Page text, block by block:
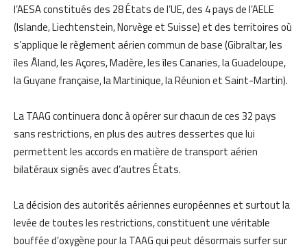
l’AESA constitués des 28 États de l’UE, des 4 pays de l’AELE
(Islande, Liechtenstein, Norvège et Suisse) et des territoires où
s’applique le règlement aérien commun de base (Gibraltar, les
îles Åland, les Açores, Madère, les îles Canaries, la Guadeloupe,
la Guyane française, la Martinique, la Réunion et Saint-Martin).
La TAAG continuera donc à opérer sur chacun de ces 32 pays
sans restrictions, en plus des autres dessertes que lui
permettent les accords en matière de transport aérien
bilatéraux signés avec d’autres États.
La décision des autorités aériennes européennes et surtout la
levée de toutes les restrictions, constituent une véritable
bouffée d’oxygène pour la TAAG qui peut désormais surfer sur